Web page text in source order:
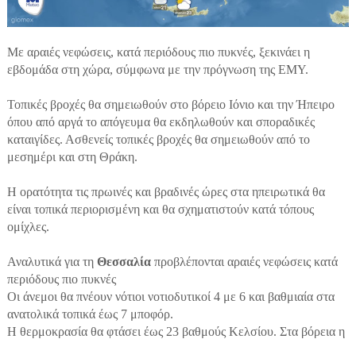
Με αραιές νεφώσεις, κατά περιόδους πιο πυκνές, ξεκινάει η
εβδομάδα στη χώρα, σύμφωνα με την πρόγνωση της ΕΜΥ.
Τοπικές βροχές θα σημειωθούν στο βόρειο Ιόνιο και την Ήπειρο
όπου από αργά το απόγευμα θα εκδηλωθούν και σποραδικές
καταιγίδες. Ασθενείς τοπικές βροχές θα σημειωθούν από το
μεσημέρι και στη Θράκη.
Η ορατότητα τις πρωινές και βραδινές ώρες στα ηπειρωτικά θα
είναι τοπικά περιορισμένη και θα σχηματιστούν κατά τόπους
ομίχλες.
Αναλυτικά για τη Θεσσαλία προβλέπονται αραιές νεφώσεις κατά
περιόδους πιο πυκνές
Οι άνεμοι θα πνέουν νότιοι νοτιοδυτικοί 4 με 6 και βαθμιαία στα
ανατολικά τοπικά έως 7 μποφόρ.
Η θερμοκρασία θα φτάσει έως 23 βαθμούς Κελσίου. Στα βόρεια η